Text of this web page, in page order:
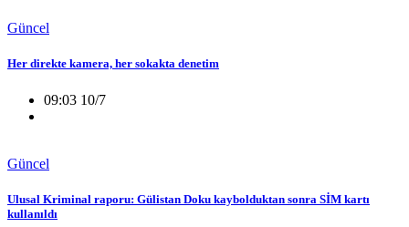
Güncel
Her direkte kamera, her sokakta denetim
09:03 10/7
Güncel
Ulusal Kriminal raporu: Gülistan Doku kaybolduktan sonra SİM kartı
kullanıldı